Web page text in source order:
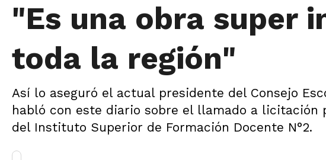
"Es una obra super
toda la región"
Así lo aseguró el actual presidente del Consejo
habló con este diario sobre el llamado a
del Instituto Superior de Formación Docente N°2.